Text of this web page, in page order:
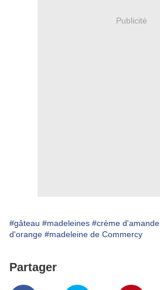
Publicité
#gâteau #madeleines #crème d'amande
d'orange #madeleine de Commercy
Partager